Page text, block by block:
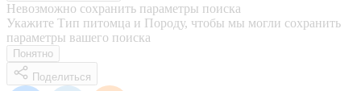
Невозможно сохранить параметры поиска
Укажите Тип питомца и Породу, чтобы мы могли сохранить
параметры вашего поиска
Понятно
Поделиться